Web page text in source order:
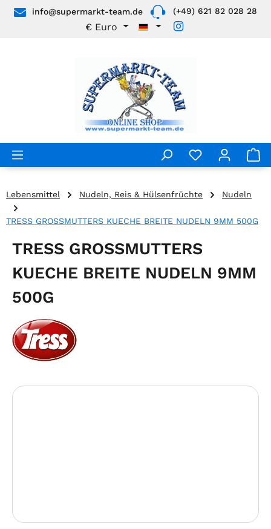
Zum Hauptinhalt springen
info@supermarkt-team.de (+49) 621 82 028 28
€ Euro
Lebensmittel Nudeln, Reis & Hülsenfrüchte Nudeln
TRESS GROSSMUTTERS KUECHE BREITE NUDELN 9MM 500G
TRESS GROSSMUTTERS
KUECHE BREITE NUDELN 9MM
500G
Bildergalerie überspringen